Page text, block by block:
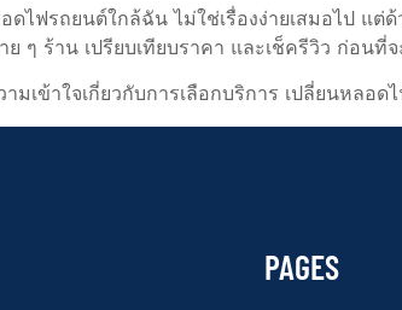
อดไฟรถยนต์ใกล้ฉัน ไม่ใช่เรื่องง่ายเสมอไป
ๆ ร้าน เปรียบเทียบราคา และเช็ครีวิว ก่อนที่
มเข้าใจเกี่ยวกับการเลือกบริการ เปลี่ยนหล
PAGES